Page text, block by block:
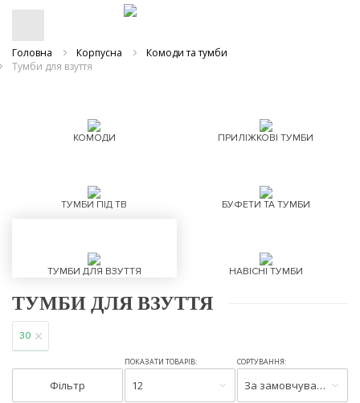
Головна Корпусна
Комоди та тумби
Тумби для взуття
КОМОДИ ПРИЛІЖКОВІ ТУМБИ
ТУМБИ ПІД ТВ БУФЕТИ ТА ТУМБИ
ТУМБИ ДЛЯ ВЗУТТЯ НАВІСНІ ТУМБИ
ТУМБИ ДЛЯ ВЗУТТЯ
30
Фільтр
ПОКАЗАТИ ТОВАРІВ:
12
СОРТУВАННЯ:
За замовчуванням